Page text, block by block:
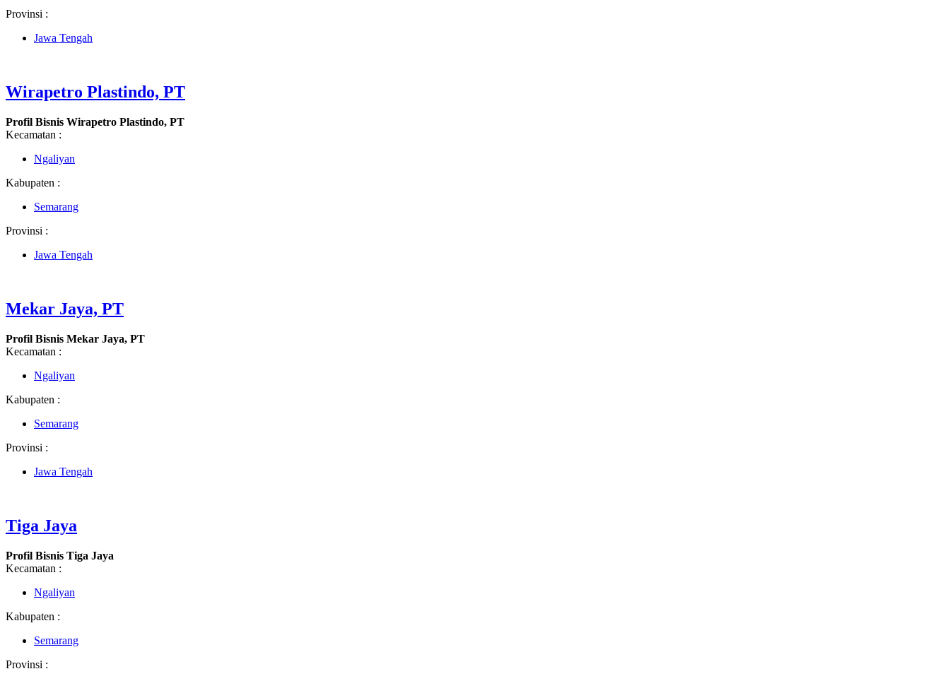
Provinsi :
Jawa Tengah
Wirapetro Plastindo, PT
Profil Bisnis Wirapetro Plastindo, PT
Kecamatan :
Ngaliyan
Kabupaten :
Semarang
Provinsi :
Jawa Tengah
Mekar Jaya, PT
Profil Bisnis Mekar Jaya, PT
Kecamatan :
Ngaliyan
Kabupaten :
Semarang
Provinsi :
Jawa Tengah
Tiga Jaya
Profil Bisnis Tiga Jaya
Kecamatan :
Ngaliyan
Kabupaten :
Semarang
Provinsi :